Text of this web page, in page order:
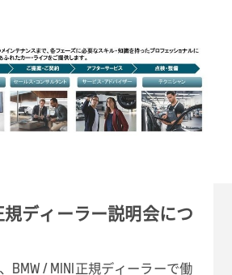
規ディーラー説明会につ
BMW / MINI正規ディーラーで働